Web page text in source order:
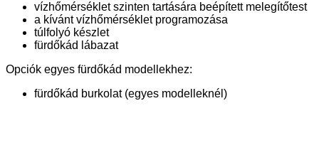
vízhőmérséklet szinten tartására beépített melegítőtest
a kívánt vízhőmérséklet programozása
túlfolyó készlet
fürdőkád lábazat
Opciók egyes fürdőkád modellekhez:
fürdőkád burkolat (egyes modelleknél)